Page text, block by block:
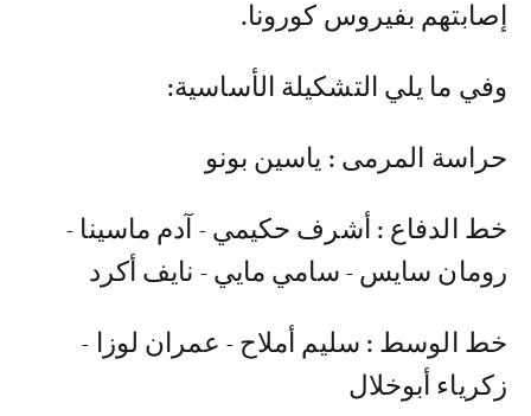
إصابتهم بفيروس كورونا.
وفي ما يلي التشكيلة الأساسية:
حراسة المرمى : ياسين بونو
خط الدفاع : أشرف حكيمي - آدم ماسينا -
رومان سايس - سامي مايي - نايف أكرد
خط الوسط : سليم أملاح - عمران لوزا -
زكرياء أبوخلال